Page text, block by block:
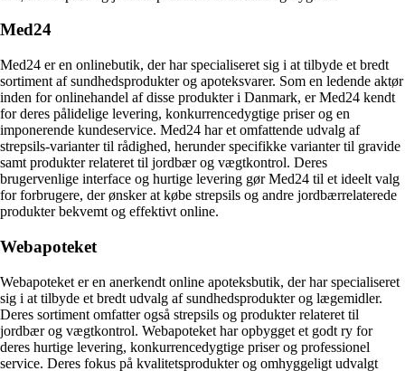
Med24
Med24 er en onlinebutik, der har specialiseret sig i at tilbyde et bredt
sortiment af sundhedsprodukter og apoteksvarer. Som en ledende aktør
inden for onlinehandel af disse produkter i Danmark, er Med24 kendt
for deres pålidelige levering, konkurrencedygtige priser og en
imponerende kundeservice. Med24 har et omfattende udvalg af
strepsils-varianter til rådighed, herunder specifikke varianter til gravide
samt produkter relateret til jordbær og vægtkontrol. Deres
brugervenlige interface og hurtige levering gør Med24 til et ideelt valg
for forbrugere, der ønsker at købe strepsils og andre jordbærrelaterede
produkter bekvemt og effektivt online.
Webapoteket
Webapoteket er en anerkendt online apoteksbutik, der har specialiseret
sig i at tilbyde et bredt udvalg af sundhedsprodukter og lægemidler.
Deres sortiment omfatter også strepsils og produkter relateret til
jordbær og vægtkontrol. Webapoteket har opbygget et godt ry for
deres hurtige levering, konkurrencedygtige priser og professionel
service. Deres fokus på kvalitetsprodukter og omhyggeligt udvalgt